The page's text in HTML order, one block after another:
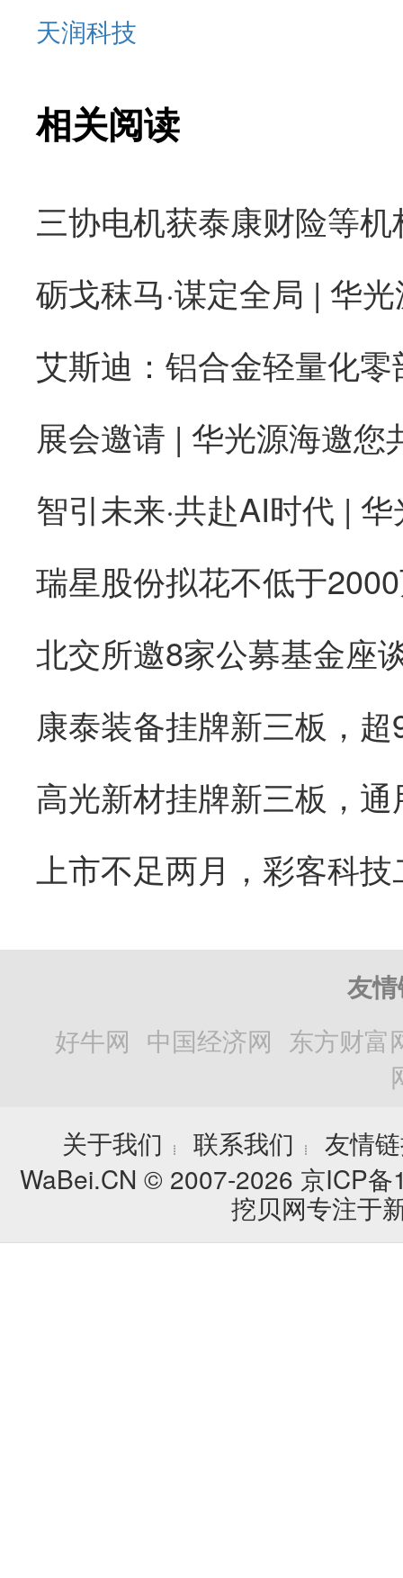
天润科技
相关阅读
砺戈秣马·谋定全局 | 华
康泰装备挂牌新三板，
友
好牛网 中国经济网 东方财富
关于我们
┊ 联系我们 ┊
友情
WaBei.CN © 2007-2026 京ICP
挖贝网专注于